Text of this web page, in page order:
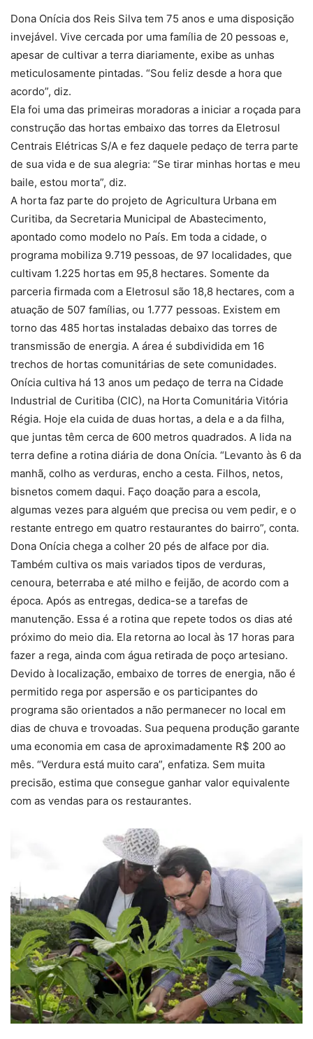
Dona Onícia dos Reis Silva tem 75 anos e uma disposição
invejável. Vive cercada por uma família de 20 pessoas e,
apesar de cultivar a terra diariamente, exibe as unhas
meticulosamente pintadas. “Sou feliz desde a hora que
acordo”, diz.
Ela foi uma das primeiras moradoras a iniciar a roçada para
construção das hortas embaixo das torres da Eletrosul
Centrais Elétricas S/A e fez daquele pedaço de terra parte
de sua vida e de sua alegria: “Se tirar minhas hortas e meu
baile, estou morta”, diz.
A horta faz parte do projeto de Agricultura Urbana em
Curitiba, da Secretaria Municipal de Abastecimento,
apontado como modelo no País. Em toda a cidade, o
programa mobiliza 9.719 pessoas, de 97 localidades, que
cultivam 1.225 hortas em 95,8 hectares. Somente da
parceria firmada com a Eletrosul são 18,8 hectares, com a
atuação de 507 famílias, ou 1.777 pessoas. Existem em
torno das 485 hortas instaladas debaixo das torres de
transmissão de energia. A área é subdividida em 16
trechos de hortas comunitárias de sete comunidades.
Onícia cultiva há 13 anos um pedaço de terra na Cidade
Industrial de Curitiba (CIC), na Horta Comunitária Vitória
Régia. Hoje ela cuida de duas hortas, a dela e a da filha,
que juntas têm cerca de 600 metros quadrados. A lida na
terra define a rotina diária de dona Onícia. “Levanto às 6 da
manhã, colho as verduras, encho a cesta. Filhos, netos,
bisnetos comem daqui. Faço doação para a escola,
algumas vezes para alguém que precisa ou vem pedir, e o
restante entrego em quatro restaurantes do bairro”, conta.
Dona Onícia chega a colher 20 pés de alface por dia.
Também cultiva os mais variados tipos de verduras,
cenoura, beterraba e até milho e feijão, de acordo com a
época. Após as entregas, dedica-se a tarefas de
manutenção. Essa é a rotina que repete todos os dias até
próximo do meio dia. Ela retorna ao local às 17 horas para
fazer a rega, ainda com água retirada de poço artesiano.
Devido à localização, embaixo de torres de energia, não é
permitido rega por aspersão e os participantes do
programa são orientados a não permanecer no local em
dias de chuva e trovoadas. Sua pequena produção garante
uma economia em casa de aproximadamente R$ 200 ao
mês. “Verdura está muito cara”, enfatiza. Sem muita
precisão, estima que consegue ganhar valor equivalente
com as vendas para os restaurantes.